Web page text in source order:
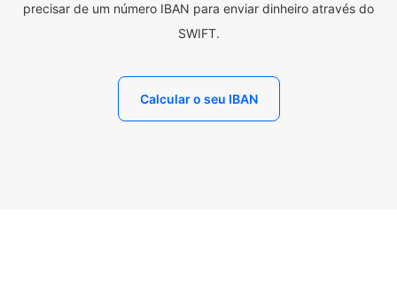
precisar de um número IBAN para enviar dinheiro através do
SWIFT.
Calcular o seu IBAN